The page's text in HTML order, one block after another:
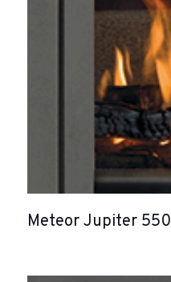
Meteor Jupiter 550